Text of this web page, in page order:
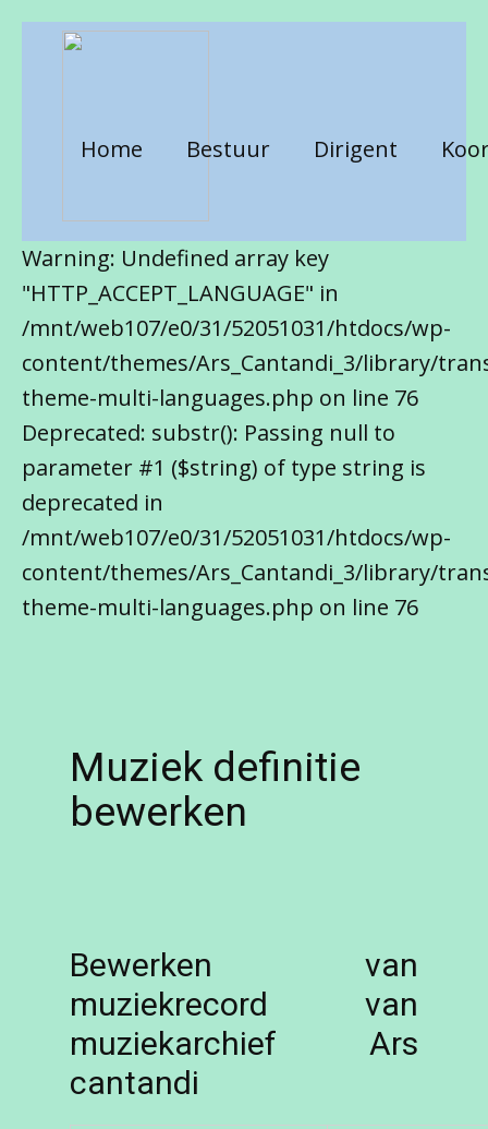
Home Bestuur Dirigent
Warning: Undefined array key
"HTTP_ACCEPT_LANGUAGE" in
/mnt/web107/e0/31/52051031/htdocs/wp-
content/themes/Ars_Cantandi_3/library/
theme-multi-languages.php on line 76
Deprecated: substr(): Passing null to
parameter #1 ($string) of type string is
deprecated in
/mnt/web107/e0/31/52051031/htdocs/wp-
content/themes/Ars_Cantandi_3/library/
theme-multi-languages.php on line 76
Muziek definitie
bewerken
Bewerken van
muziekrecord van
muziekarchief Ars
cantandi